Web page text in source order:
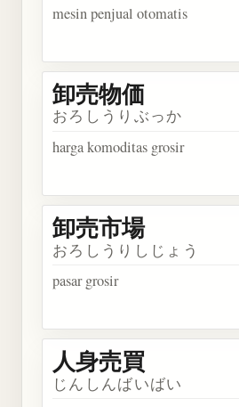
mesin penjual otomatis
卸売物価
おろしうりぶっか
harga komoditas grosir
卸売市場
おろしうりしじょう
pasar grosir
人身売買
じんしんばいばい